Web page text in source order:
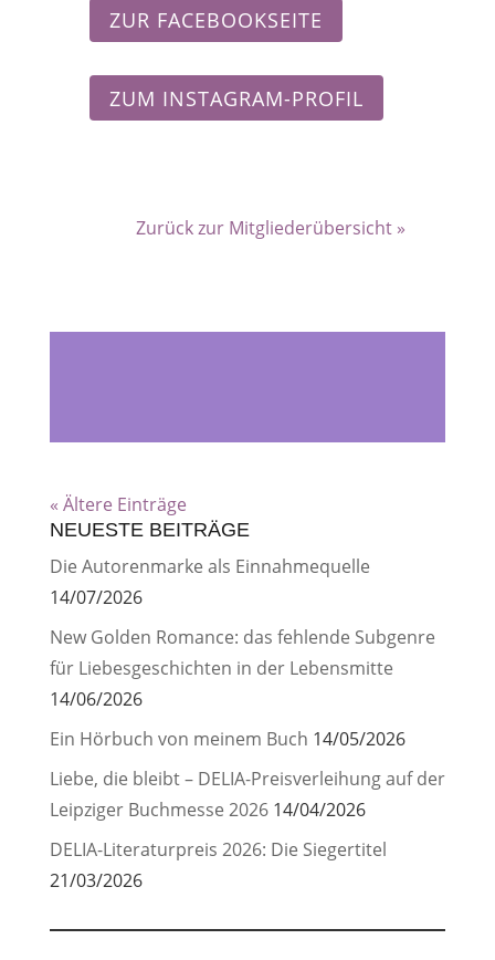
ZUR FACEBOOKSEITE
ZUM INSTAGRAM-PROFIL
Zurück zur Mitgliederübersicht »
« Ältere Einträge
NEUESTE BEITRÄGE
Die Autorenmarke als Einnahmequelle
14/07/2026
New Golden Romance: das fehlende Subgenre
für Liebesgeschichten in der Lebensmitte
14/06/2026
Ein Hörbuch von meinem Buch 14/05/2026
Liebe, die bleibt – DELIA-Preisverleihung auf der
Leipziger Buchmesse 2026 14/04/2026
DELIA-Literaturpreis 2026: Die Siegertitel
21/03/2026